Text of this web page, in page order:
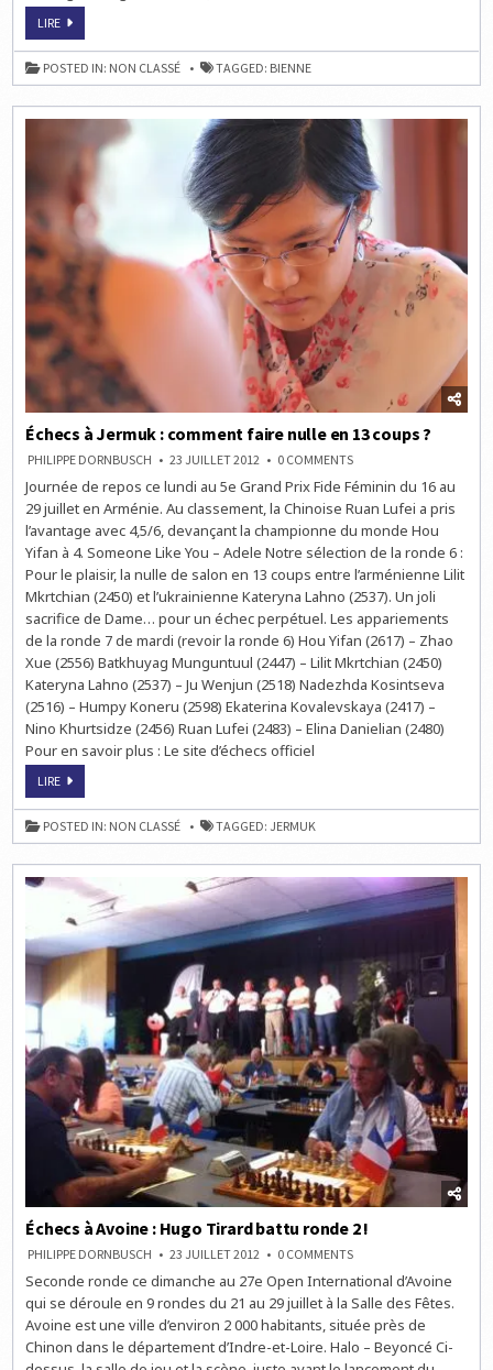
LIVE
LIREÉCHECS
BIENNE
:
MAGNUS
CARLSEN
POSTED IN: NON CLASSÉ TAGGED: BIENNE
Échecs à Jermuk : comment faire nulle en 13 coups ?
PHILIPPE DORNBUSCH 23 JUILLET 2012 0 COMMENTSON
À
:
COMMENT
FAIRE
NULLE
13
COUPS
?
Journée de repos ce lundi au 5e Grand Prix Fide Féminin du 16 au
29 juillet en Arménie. Au classement, la Chinoise Ruan Lufei a pris
l’avantage avec 4,5/6, devançant la championne du monde Hou
Yifan à 4. Someone Like You – Adele Notre sélection de la ronde 6 :
Pour le plaisir, la nulle de salon en 13 coups entre l’arménienne Lilit
Mkrtchian (2450) et l’ukrainienne Kateryna Lahno (2537). Un joli
sacrifice de Dame… pour un échec perpétuel. Les appariements
de la ronde 7 de mardi (revoir la ronde 6) Hou Yifan (2617) – Zhao
Xue (2556) Batkhuyag Munguntuul (2447) – Lilit Mkrtchian (2450)
Kateryna Lahno (2537) – Ju Wenjun (2518) Nadezhda Kosintseva
(2516) – Humpy Koneru (2598) Ekaterina Kovalevskaya (2417) –
Nino Khurtsidze (2456) Ruan Lufei (2483) – Elina Danielian (2480)
Pour en savoir plus : Le site d’échecs officiel
LIREÉCHECS
JERMUK
:
COMMENT
FAIRE
13
COUPS
POSTED IN: NON CLASSÉ TAGGED: JERMUK
Échecs à Avoine : Hugo Tirard battu ronde 2 !
PHILIPPE DORNBUSCH 23 JUILLET 2012 0 COMMENTSON
À
:
HUGO
TIRARD
BATTU
RONDE
Seconde ronde ce dimanche au 27e Open International d’Avoine
qui se déroule en 9 rondes du 21 au 29 juillet à la Salle des Fêtes.
Avoine est une ville d’environ 2 000 habitants, située près de
Chinon dans le département d’Indre-et-Loire. Halo – Beyoncé Ci-